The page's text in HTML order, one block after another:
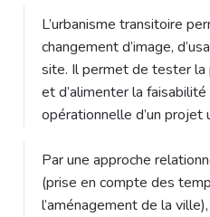
L’urbanisme transitoire
changement d’image,
site. Il permet de tester la
et d’alimenter la
opérationnelle d’un projet
Par une approche
(prise en compte des
l’aménagement de la